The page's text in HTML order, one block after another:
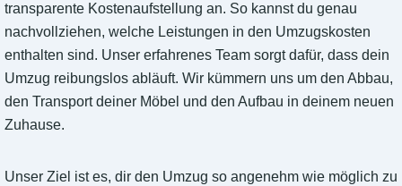
transparente Kostenaufstellung an. So kannst du genau
nachvollziehen, welche Leistungen in den Umzugskosten
enthalten sind. Unser erfahrenes Team sorgt dafür, dass dein
Umzug reibungslos abläuft. Wir kümmern uns um den Abbau,
den Transport deiner Möbel und den Aufbau in deinem neuen
Zuhause.
Unser Ziel ist es, dir den Umzug so angenehm wie möglich zu